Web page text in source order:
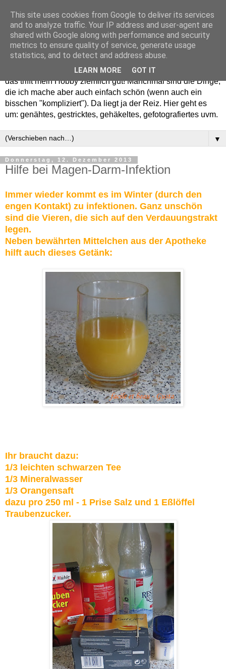
Willkommen in meinem "Wohnzimmer". Einfach und schön -
das trifft mein Hobby ziemlich gut! Manchmal sind die Dinge,
die ich mache aber auch einfach schön (wenn auch ein
bisschen "kompliziert"). Da liegt ja der Reiz. Hier geht es
um: genähtes, gestricktes, gehäkeltes, gefotografiertes uvm.
▼
Donnerstag, 12. Dezember 2013
Hilfe bei Magen-Darm-Infektion
Immer wieder kommt es im Winter (durch den
engen Kontakt) zu infektionen. Ganz unschön
sind die Vieren, die sich auf den Verdauungstrakt
legen.
Neben bewährten Mittelchen aus der Apotheke
hilft auch dieses Getänk:
Ihr braucht dazu:
1/3 leichten schwarzen Tee
1/3 Mineralwasser
1/3 Orangensaft
dazu pro 250 ml - 1 Prise Salz und 1 Eßlöffel
Traubenzucker.
This site uses cookies from Google to deliver its services
and to analyze traffic. Your IP address and user-agent are
shared with Google along with performance and security
metrics to ensure quality of service, generate usage
statistics, and to detect and address abuse.
LEARN MORE GOT IT